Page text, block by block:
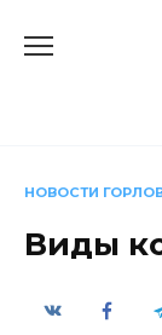
НОВОСТИ
Виды